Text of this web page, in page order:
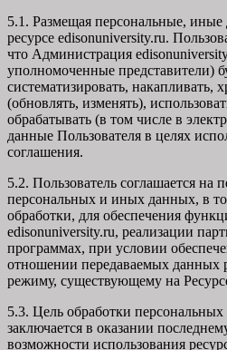
5.1. Размещая персональные, иные
ресурсе edisonuniversity.ru.
что Администрация
уполномоченные представители)
систематизировать, накапливать,
(обновлять, изменять),
обрабатывать (в том числе в
данные Пользователя в целях
соглашения.
5.2. Пользователь соглашается на
персональных и иных данных, в
обработки, для обеспечения
edisonuniversity.ru, реализации
программах, при условии
отношении передаваемых данных
режиму, существующему на
5.3. Цель обработки
заключается в оказании
возможности использования